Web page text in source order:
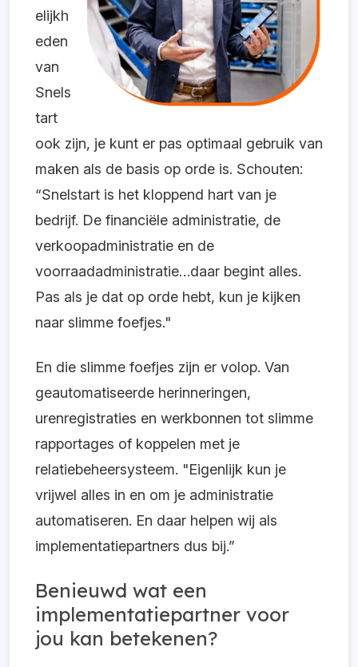
elijkh
eden
van
Snels
tart
ook zijn, je kunt er pas optimaal gebruik van
maken als de basis op orde is. Schouten:
“Snelstart is het kloppend hart van je
bedrijf. De financiële administratie, de
verkoopadministratie en de
voorraadadministratie…daar begint alles.
Pas als je dat op orde hebt, kun je kijken
naar slimme foefjes."
En die slimme foefjes zijn er volop. Van
geautomatiseerde herinneringen,
urenregistraties en werkbonnen tot slimme
rapportages of koppelen met je
relatiebeheersysteem. "Eigenlijk kun je
vrijwel alles in en om je administratie
automatiseren. En daar helpen wij als
implementatiepartners dus bij.”
Benieuwd wat een
implementatiepartner voor
jou kan betekenen?